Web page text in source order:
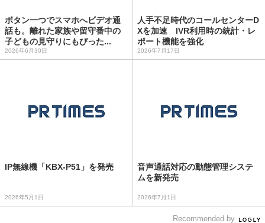
ボタン一つでスマホへビデオ通
話も。離れた家族や留守番中の
子どもの見守りにもぴった...
2026年6月30日
人手不足時代のコールセンターD
Xを加速 IVR利用時の統計・レ
ポート機能を強化
2026年7月17日
IP無線機「KBX-P51」を発売
2026年5月1日
音声通話対応の動態管理システ
ムを新発売
2026年7月1日
Recommended by